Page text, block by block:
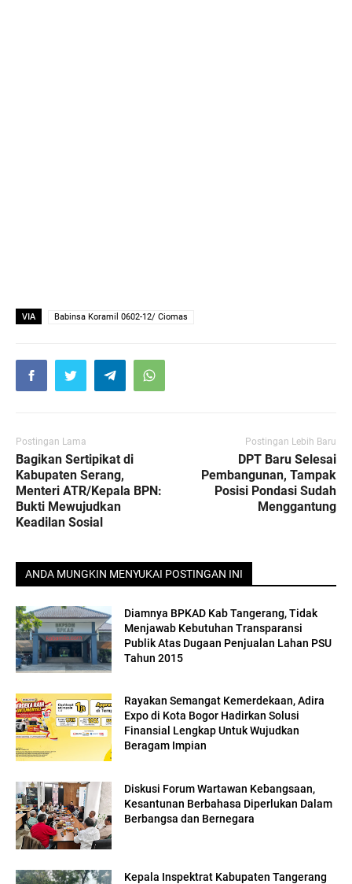
VIA Babinsa Koramil 0602-12/ Ciomas
Postingan Lama
Bagikan Sertipikat di
Kabupaten Serang,
Menteri ATR/Kepala BPN:
Bukti Mewujudkan
Keadilan Sosial
Postingan Lebih Baru
DPT Baru Selesai
Pembangunan, Tampak
Posisi Pondasi Sudah
Menggantung
ANDA MUNGKIN MENYUKAI POSTINGAN INI
Diamnya BPKAD Kab Tangerang, Tidak
Menjawab Kebutuhan Transparansi
Publik Atas Dugaan Penjualan Lahan PSU
Tahun 2015
Rayakan Semangat Kemerdekaan, Adira
Expo di Kota Bogor Hadirkan Solusi
Finansial Lengkap Untuk Wujudkan
Beragam Impian
Diskusi Forum Wartawan Kebangsaan,
Kesantunan Berbahasa Diperlukan Dalam
Berbangsa dan Bernegara
Kepala Inspektrat Kabupaten Tangerang